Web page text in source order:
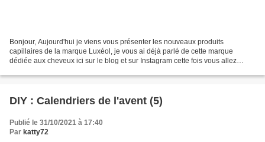
Bonjour, Aujourd'hui je viens vous présenter les nouveaux produits
capillaires de la marque Luxéol, je vous ai déjà parlé de cette marque
dédiée aux cheveux ici sur le blog et sur Instagram cette fois vous allez
DIY : Calendriers de l'avent (5)
Publié le 31/10/2021 à 17:40
Par katty72